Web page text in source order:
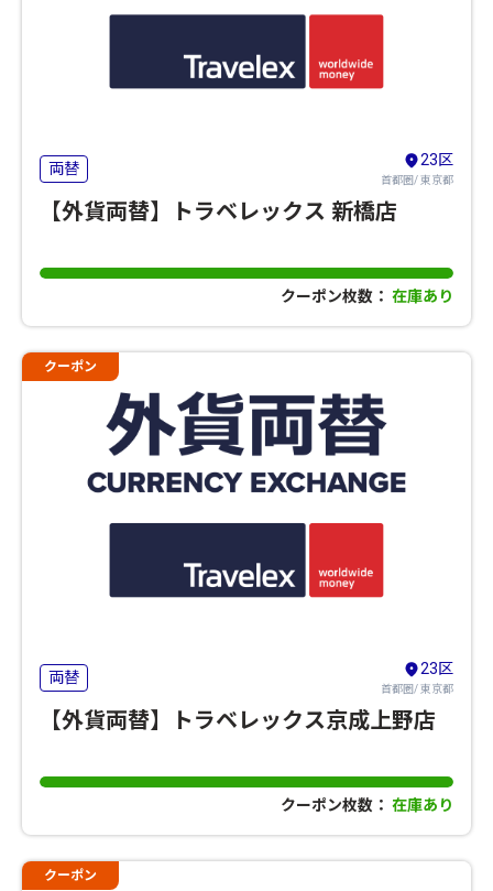
両替 23区
首都圏/ 東京都
【外貨両替】トラベレックス 新橋店
クーポン枚数： 在庫あり
クーポン
両替 23区
首都圏/ 東京都
【外貨両替】トラベレックス京成上野店
クーポン枚数： 在庫あり
クーポン